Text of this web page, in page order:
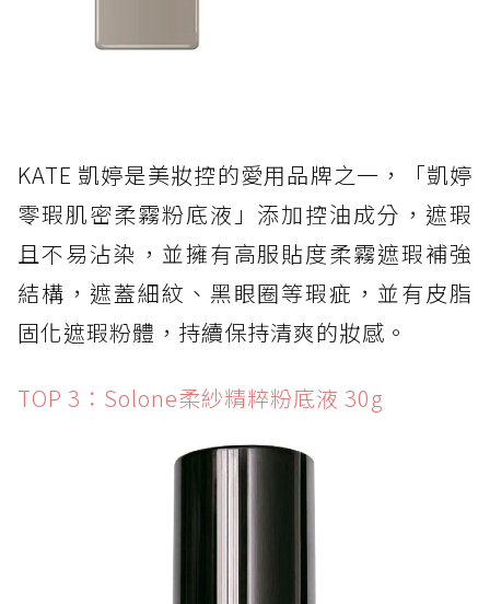
KATE 凱婷是美妝控的愛用品牌之一，「凱婷
零瑕肌密柔霧粉底液」添加控油成分，遮瑕
且不易沾染，並擁有高服貼度柔霧遮瑕補強
結構，遮蓋細紋、黑眼圈等瑕疵，並有皮脂
固化遮瑕粉體，持續保持清爽的妝感。
TOP 3：Solone柔紗精粹粉底液 30g